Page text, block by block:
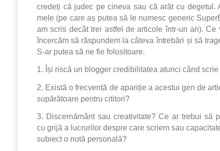
credeți că judec pe cineva sau că arăt cu degetul.
mele (pe care aș putea să le numesc generic
am scris decât trei astfel de articole într-un an). Ce
încercăm să răspundem la câteva întrebări și să
S-ar putea să ne fie folositoare.
1. Își riscă un blogger credibilitatea atunci când
2. Există o frecvență de apariție a acestui gen de
supărătoare pentru cititori?
3. Discernământ sau creativitate? Ce ar trebui să
cu grijă a lucrurilor despre care scriem sau
subiect o notă personală?